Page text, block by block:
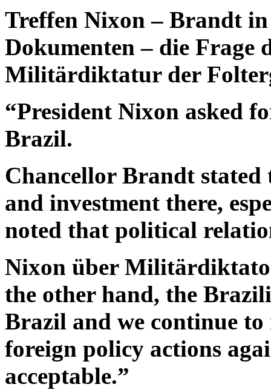
Treffen Nixon – Brandt
Dokumenten – die Frage
Militärdiktatur der
“President Nixon asked
Brazil.
Chancellor Brandt stated
and investment there,
noted that political
Nixon über
the other hand, the
Brazil and we continue
foreign policy actions
acceptable.”